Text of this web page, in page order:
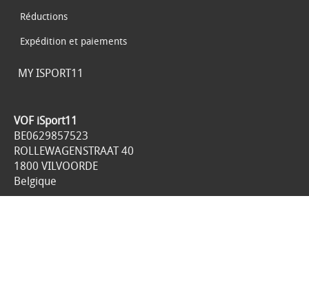
Réductions
Expédition et paiements
MY ISPORT11
VOF iSport11
BE0629857523
ROLLEWAGENSTRAAT 40
1800 VILVOORDE
Belgique